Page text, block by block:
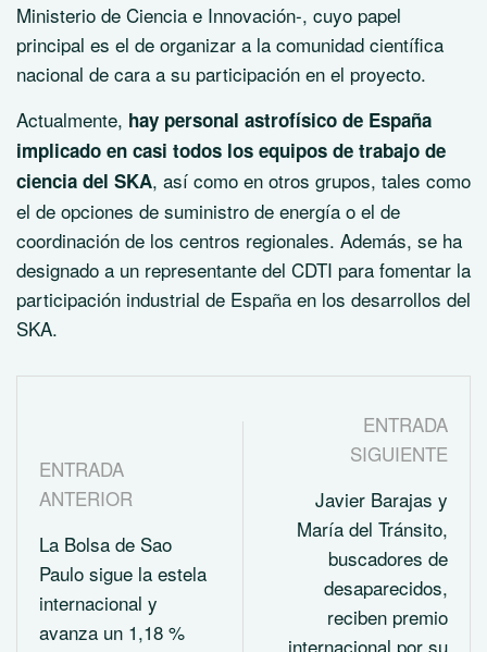
Ministerio de Ciencia e Innovación-, cuyo papel
principal es el de organizar a la comunidad científica
nacional de cara a su participación en el proyecto.
Actualmente, hay personal astrofísico de España
implicado en casi todos los equipos de trabajo de
ciencia del SKA, así como en otros grupos, tales como
el de opciones de suministro de energía o el de
coordinación de los centros regionales. Además, se ha
designado a un representante del CDTI para fomentar la
participación industrial de España en los desarrollos del
SKA.
ENTRADA
ANTERIOR
La Bolsa de Sao
Paulo sigue la estela
internacional y
avanza un 1,18 %
ENTRADA
SIGUIENTE
Javier Barajas y
María del Tránsito,
buscadores de
desaparecidos,
reciben premio
internacional por su